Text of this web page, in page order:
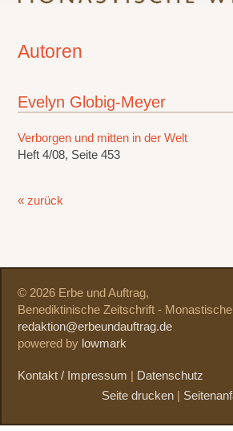
Autoren
Evelyn Globig-Meyer
Verborgen und mitten in der Welt
Heft 4/08, Seite 453
« zurück
© 2026 Erbe und Auftrag,
Benediktinische Zeitschrift -
redaktion@erbeundauftrag.de
powered by lowmark
Kontakt / Impressum
Datenschutz
Seite drucken